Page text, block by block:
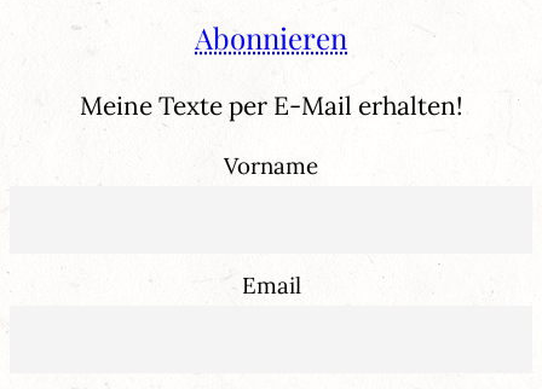
Abonnieren
Meine Texte per E-Mail erhalten!
Vorname
Email